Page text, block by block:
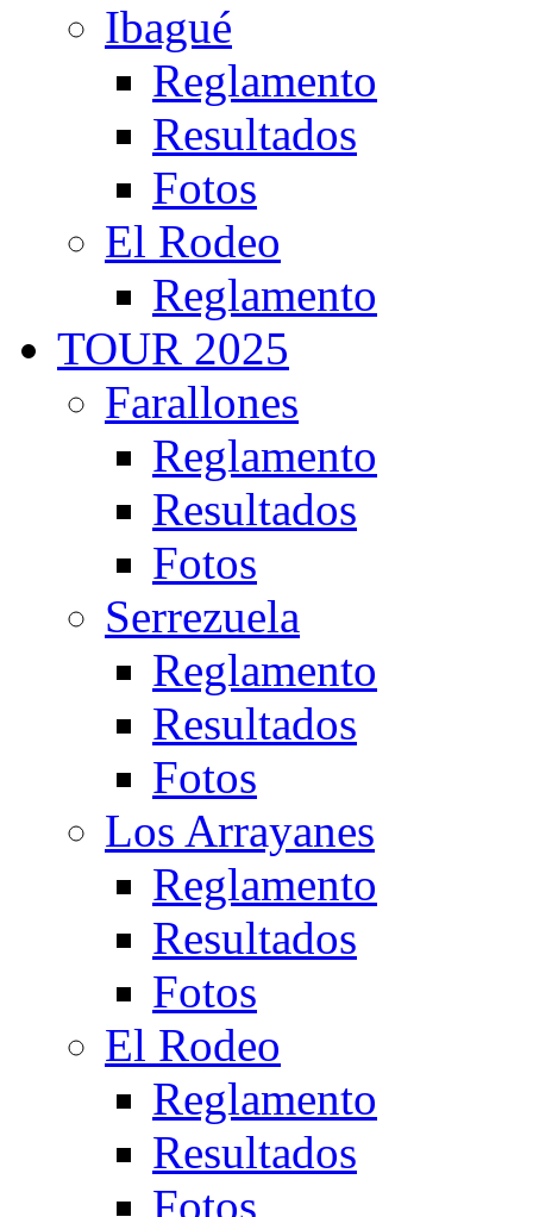
Ibagué
Reglamento
Resultados
Fotos
El Rodeo
Reglamento
TOUR 2025
Farallones
Reglamento
Resultados
Fotos
Serrezuela
Reglamento
Resultados
Fotos
Los Arrayanes
Reglamento
Resultados
Fotos
El Rodeo
Reglamento
Resultados
Fotos